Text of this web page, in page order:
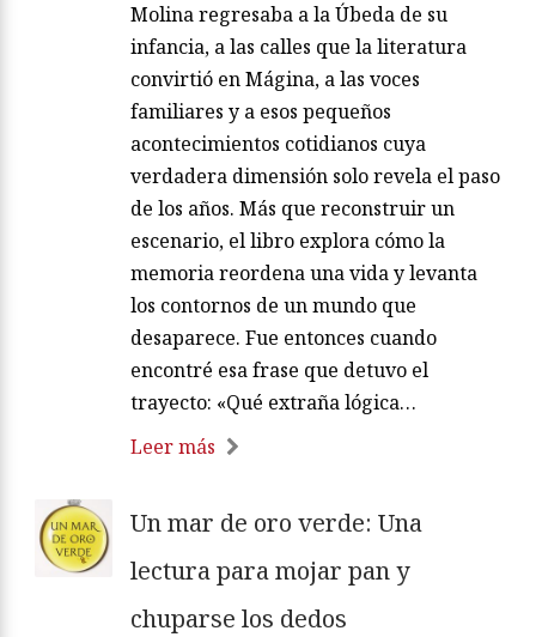
Molina regresaba a la Úbeda de su
infancia, a las calles que la literatura
convirtió en Mágina, a las voces
familiares y a esos pequeños
acontecimientos cotidianos cuya
verdadera dimensión solo revela el paso
de los años. Más que reconstruir un
escenario, el libro explora cómo la
memoria reordena una vida y levanta
los contornos de un mundo que
desaparece. Fue entonces cuando
encontré esa frase que detuvo el
trayecto: «Qué extraña lógica…
Leer más
Un mar de oro verde: Una
lectura para mojar pan y
chuparse los dedos